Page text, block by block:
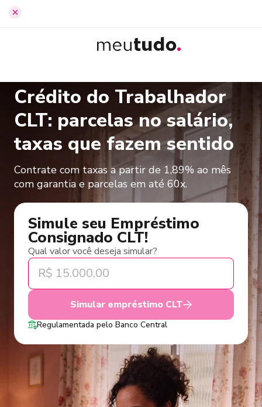
Crédito do Trabalhador
CLT: parcelas no salário,
taxas que fazem sentido
Contrate com taxas a partir de 1,89% ao mês
com garantia e parcelas em até 60x.
Simule seu Empréstimo
Consignado CLT!
Qual valor você deseja simular?
Simular empréstimo CLT
Regulamentada pelo Banco Central